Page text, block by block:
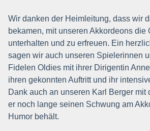
Wir danken der Heimleitung, dass wir
bekamen, mit unseren Akkordeons die
unterhalten und zu erfreuen. Ein
sagen wir auch unseren Spielerinnen
Fidelen Oldies mit ihrer Dirigentin
ihren gekonnten Auftritt und ihr
Dank auch an unseren Karl Berger mit
er noch lange seinen Schwung am
Humor behält.